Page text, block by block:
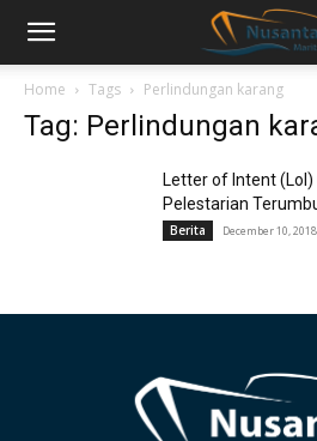
Home Tags Perlindungan karang
Tag: Perlindungan
Letter of Intent
Pelestarian
Berita December 10, 2018